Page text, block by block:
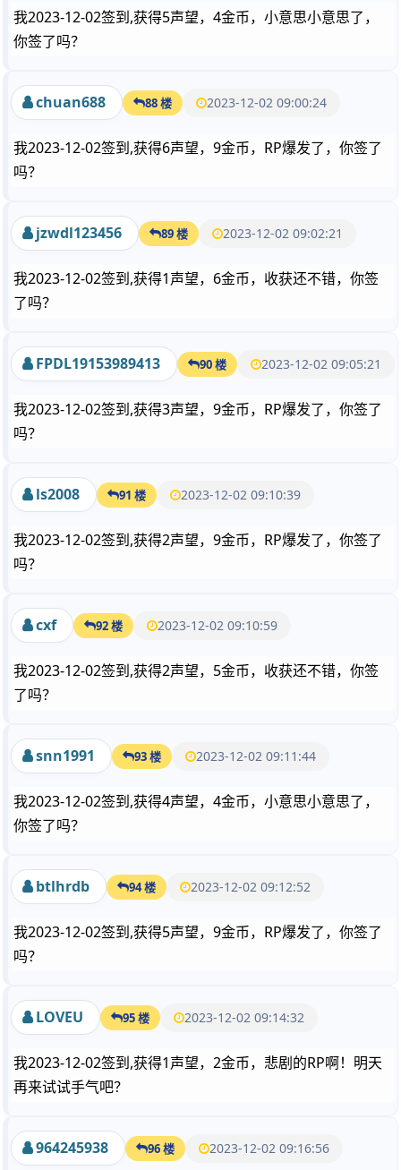
我2023-12-02签到,获得5声望，4金币，小意思小意思了，
你签了吗？
chuan688 88 楼 2023-12-02 09:00:24
我2023-12-02签到,获得6声望，9金币，RP爆发了，你签了
吗？
jzwdl123456 89 楼 2023-12-02 09:02:21
我2023-12-02签到,获得1声望，6金币，收获还不错，你签
了吗？
FPDL19153989413 90 楼 2023-12-02 09:05:21
我2023-12-02签到,获得3声望，9金币，RP爆发了，你签了
吗？
ls2008 91 楼 2023-12-02 09:10:39
我2023-12-02签到,获得2声望，9金币，RP爆发了，你签了
吗？
cxf 92 楼 2023-12-02 09:10:59
我2023-12-02签到,获得2声望，5金币，收获还不错，你签
了吗？
snn1991 93 楼 2023-12-02 09:11:44
我2023-12-02签到,获得4声望，4金币，小意思小意思了，
你签了吗？
btlhrdb 94 楼 2023-12-02 09:12:52
我2023-12-02签到,获得5声望，9金币，RP爆发了，你签了
吗？
LOVEU 95 楼 2023-12-02 09:14:32
我2023-12-02签到,获得1声望，2金币，悲剧的RP啊！明天
再来试试手气吧？
964245938 96 楼 2023-12-02 09:16:56